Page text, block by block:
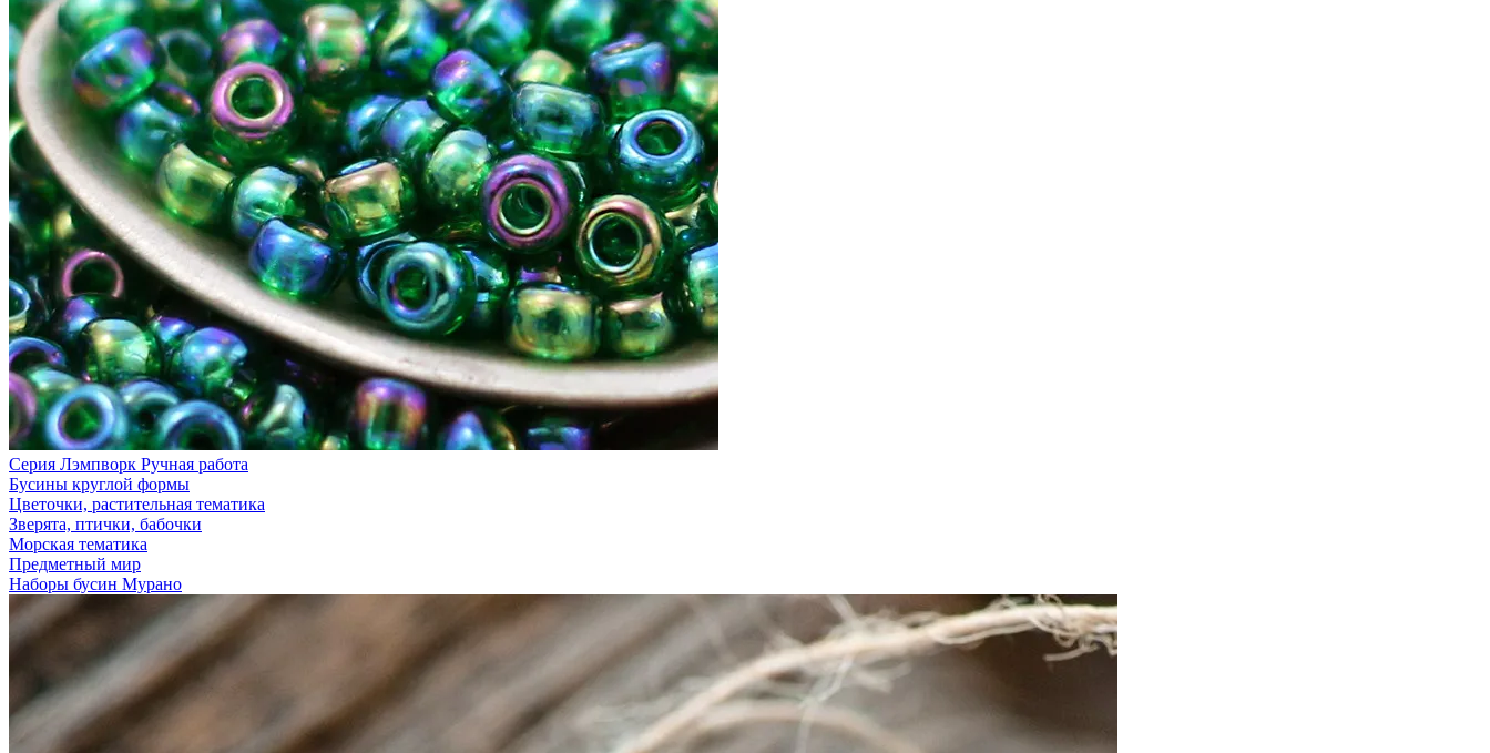
Серия Лэмпворк Ручная работа
Бусины круглой формы
Цветочки, растительная тематика
Зверята, птички, бабочки
Морская тематика
Предметный мир
Наборы бусин Мурано